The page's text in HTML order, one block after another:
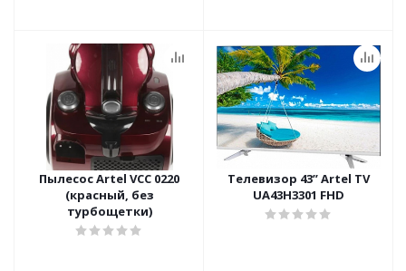
Пылесос Artel VCC 0220
(красный, без
турбощетки)
Телевизор 43’’ Artel TV
UA43H3301 FHD